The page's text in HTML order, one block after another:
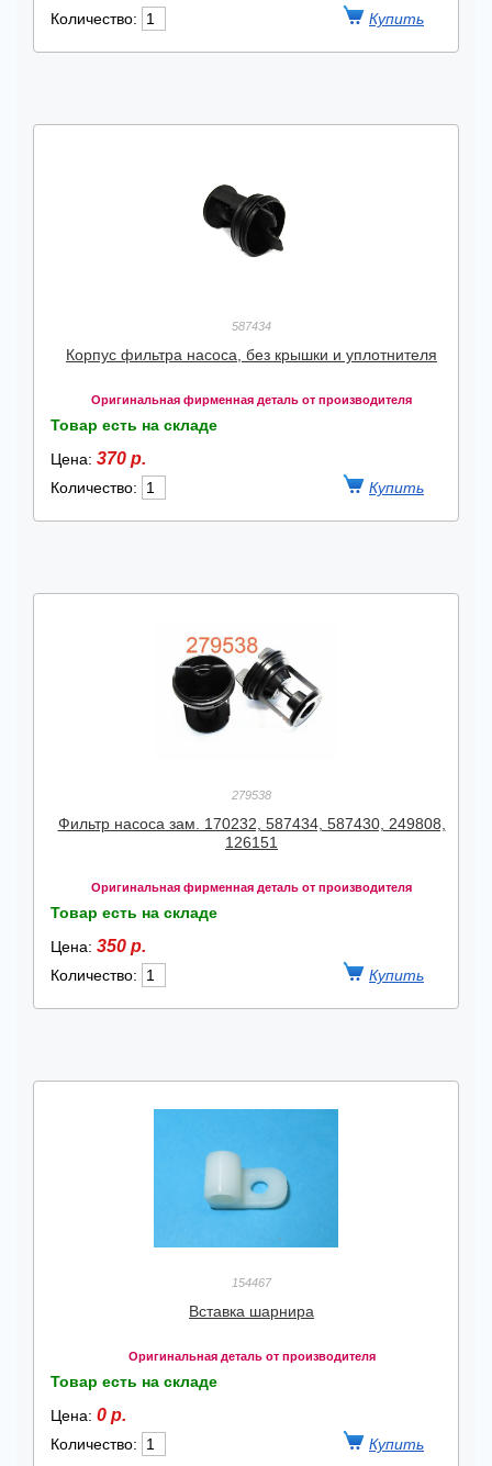
Количество:
587434
Корпус фильтра насоса, без крышки и уплотнителя
Оригинальная фирменная деталь от производителя
Товар есть на складе
Цена: 370 р.
Количество:
279538
Фильтр насоса зам. 170232, 587434, 587430, 249808,
126151
Оригинальная фирменная деталь от производителя
Товар есть на складе
Цена: 350 р.
Количество:
154467
Вставка шарнира
Оригинальная деталь от производителя
Товар есть на складе
Цена: 0 р.
Количество: